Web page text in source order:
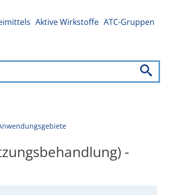
Aktive Wirkstoffe ATC-Gruppen
-